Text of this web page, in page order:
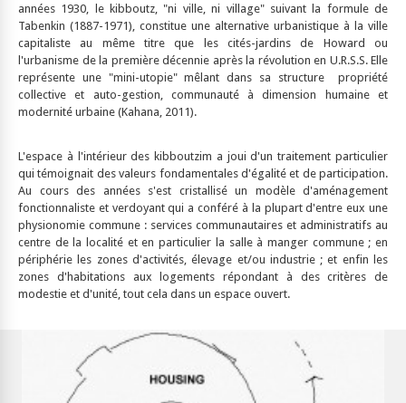
années 1930, le kibboutz, "ni ville, ni village" suivant la formule de
Tabenkin (1887-1971), constitue une alternative urbanistique à la ville
capitaliste au même titre que les cités-jardins de Howard ou
l'urbanisme de la première décennie après la révolution en U.R.S.S. Elle
représente une "mini-utopie" mêlant dans sa structure propriété
collective et auto-gestion, communauté à dimension humaine et
modernité urbaine (Kahana, 2011).
L'espace à l'intérieur des kibboutzim a joui d'un traitement particulier
qui témoignait des valeurs fondamentales d'égalité et de participation.
Au cours des années s'est cristallisé un modèle d'aménagement
fonctionnaliste et verdoyant qui a conféré à la plupart d'entre eux une
physionomie commune : services communautaires et administratifs au
centre de la localité et en particulier la salle à manger commune ; en
périphérie les zones d'activités, élevage et/ou industrie ; et enfin les
zones d'habitations aux logements répondant à des critères de
modestie et d'unité, tout cela dans un espace ouvert.